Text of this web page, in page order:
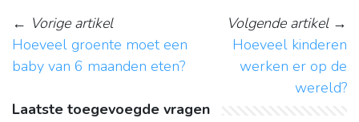
← Vorige artikel
Hoeveel groente moet een
baby van 6 maanden eten?
Volgende artikel→
Hoeveel kinderen
werken er op de
wereld?
Laatste toegevoegde vragen